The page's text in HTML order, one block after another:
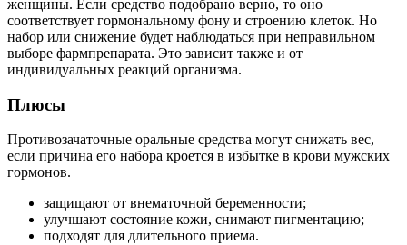
женщины. Если средство подобрано верно, то оно
соответствует гормональному фону и строению клеток. Но
набор или снижение будет наблюдаться при неправильном
выборе фармпрепарата. Это зависит также и от
индивидуальных реакций организма.
Плюсы
Противозачаточные оральные средства могут снижать вес,
если причина его набора кроется в избытке в крови мужских
гормонов.
защищают от внематочной беременности;
улучшают состояние кожи, снимают пигментацию;
подходят для длительного приема.